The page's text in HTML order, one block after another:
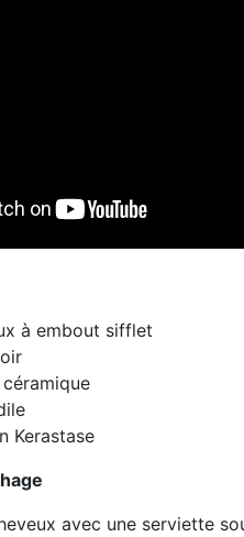
à embout sifflet
Kerastase
avec une serviette